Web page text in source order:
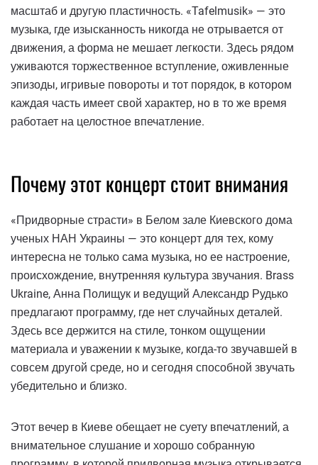
масштаб и другую пластичность. «Tafelmusik» — это
музыка, где изысканность никогда не отрывается от
движения, а форма не мешает легкости. Здесь рядом
уживаются торжественное вступление, оживленные
эпизоды, игривые повороты и тот порядок, в котором
каждая часть имеет свой характер, но в то же время
работает на целостное впечатление.
Почему этот концерт стоит внимания
«Придворные страсти» в Белом зале Киевского дома
ученых НАН Украины — это концерт для тех, кому
интересна не только сама музыка, но ее настроение,
происхождение, внутренняя культура звучания. Brass
Ukraine, Анна Полищук и ведущий Александр Рудько
предлагают программу, где нет случайных деталей.
Здесь все держится на стиле, тонком ощущении
материала и уважении к музыке, когда-то звучавшей в
совсем другой среде, но и сегодня способной звучать
убедительно и близко.
Этот вечер в Киеве обещает не суету впечатлений, а
внимательное слушание и хорошо собранную